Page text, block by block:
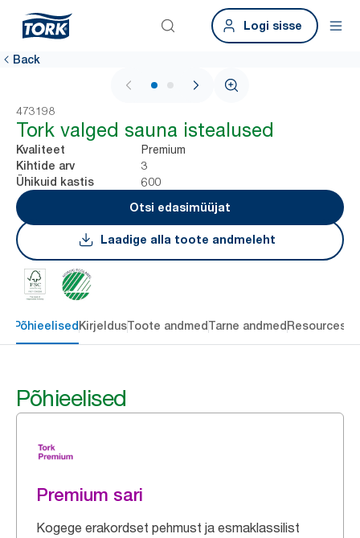
Logi sisse
Back
1 / 2
473198
Tork valged sauna istealused
Kvaliteet Premium
Kihtide arv 3
Ühikuid kastis
600
Otsi edasimüüjat
Laadige alla toote andmeleht
Põhieelised KirjeldusToote andmedTarne andmed Resources
Põhieelised
Premium sari
Kogege erakordset pehmust ja esmaklassilist